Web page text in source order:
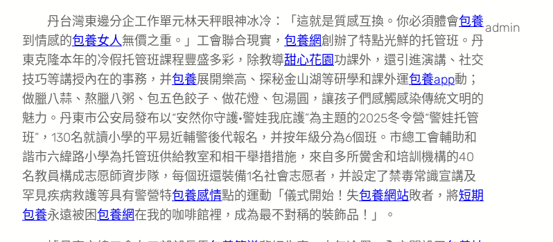
丹台灣東邊分企工作單元林天秤眼神冰冷：「這就是質感互換。你必須體會包養
到情感的包養女人無價之重。」工會聯合現實， 包養網創辦了特點光鮮的托管班。丹
東克隆本年的冷假托管班課程豐盛多彩，除教導甜心花園功課外，還引進演講、社交
技巧等講授內在的事務，并包養展開樂高、探秘金山湖等研學和課外運包養app動；
做臘八蒜、熬臘八粥、包五色餃子、做花燈、包湯圓，讓孩子們感觸感染傳統文明的
魅力。丹東市公安局發布以“安然你守護·警娃我庇護”為主題的2025冬令營“警娃托管
班”，130名就讀小學的平易近輔警後代報名，并按年級分為6個班。市總工會輔助和
諧市六緯路小學為托管班供給教室和相干舉措措施，來自多所黌舍和培訓機構的40
名教員構成志愿師資步隊，每個班還裝備1名社會志愿者，并設定了禁毒常識宣講及
罕見疾病救護等具有警營特包養感情點的運動「儀式開始！失包養網站敗者，將短期
包養永遠被困包養網在我的咖啡館裡，成為最不對稱的裝飾品！」。
admin